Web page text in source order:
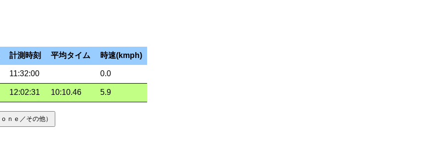
計測時刻 平均タイム 時速(kmph)
11:32:00 0.0
12:02:31 10:10.46 5.9